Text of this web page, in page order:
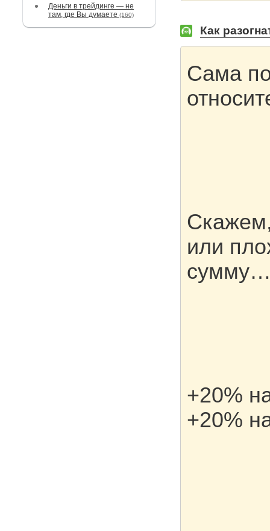
Деньги в трейдинге — не
там, где Вы думаете (160)
Как
Сама
или
+20%
+20%